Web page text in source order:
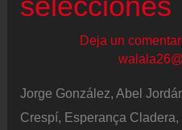
Deja un
Jorge González, Abel
Crespí, Esperança